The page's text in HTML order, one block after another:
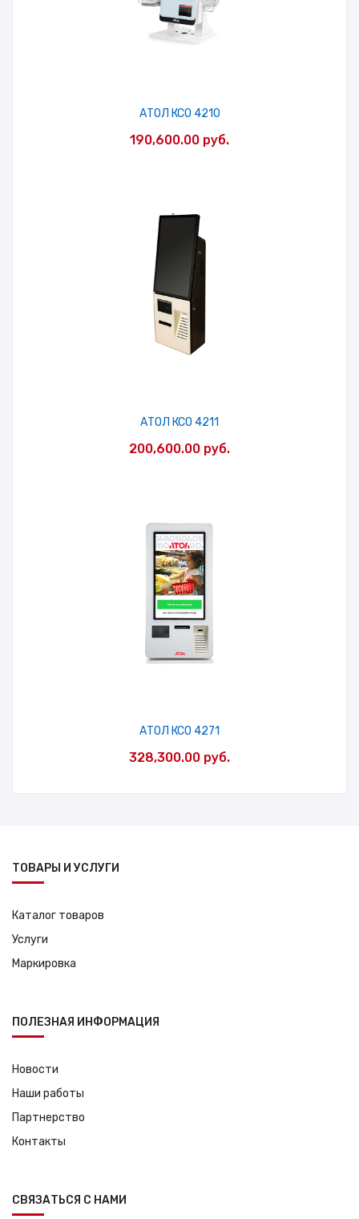
АТОЛ КСО 4210
190,600.00 руб.
АТОЛ КСО 4211
200,600.00 руб.
АТОЛ КСО 4271
328,300.00 руб.
ТОВАРЫ И УСЛУГИ
Каталог товаров
Услуги
Маркировка
ПОЛЕЗНАЯ ИНФОРМАЦИЯ
Новости
Наши работы
Партнерство
Контакты
СВЯЗАТЬСЯ С НАМИ